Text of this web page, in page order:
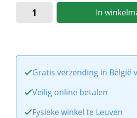
In
Gratis verzending in België
Veilig online betalen
Fysieke winkel te Leuven